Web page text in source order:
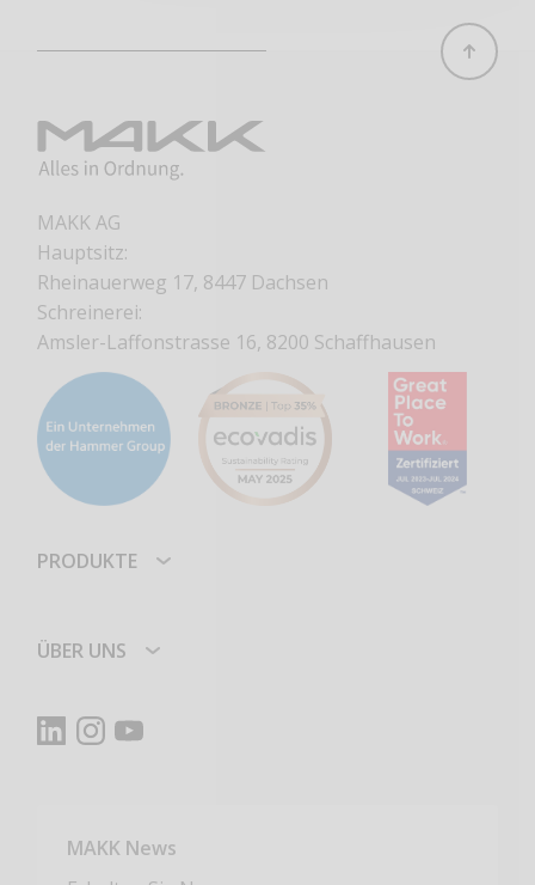
MAKK AG
Hauptsitz:
Rheinauerweg 17, 8447 Dachsen
Schreinerei:
Amsler-Laffonstrasse 16, 8200 Schaffhausen
PRODUKTE
ÜBER UNS
MAKK News